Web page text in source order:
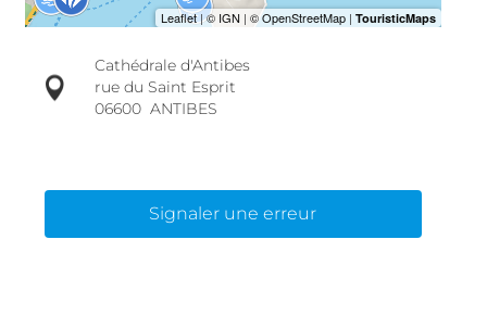
Cathédrale d'Antibes
rue du Saint Esprit
06600 ANTIBES
Signaler une erreur